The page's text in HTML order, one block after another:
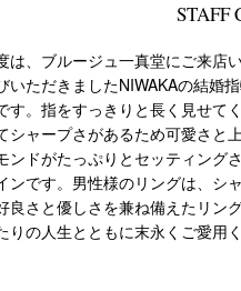
STAFF
は、ブルージュ一真堂にご来店
いただきましたNIWAKAの結婚
す。指をすっきりと長く見せて
シャープさがあるため可愛さと
ンドがたっぷりとセッティング
ンです。男性様のリングは、シ
良さと優しさを兼ね備えたリン
りの人生とともに末永くご愛用